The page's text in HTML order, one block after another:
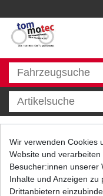
Regler /
Wir verwenden Cookies
Website und
Besucher:innen unserer
Inhalte und Anzeigen zu
Drittanbietern